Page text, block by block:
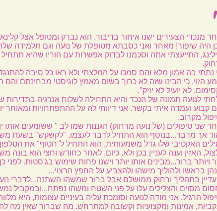
מנכדי הצעירים ישנו איחור בדיבור. הוא נבדק ומטופל אצל
היה שיפור! מאחר ואני כסבתא מטופלת של נועה וגם תלמידה
התייעצתי אתה וסכמנו לבדוק אפשרות עם הוריו שהיא
נתתי בה אמון מלא והם סמכו על המלצתי ולא ראו כל סיבה
הזוי, כי הבינו שזה לא כרוך בשום מאמץ לוגיסטי מבחינתם והם
לא יועיל לא יזיק".
לנועה תמונה של הנכד והיא התחילה לשלוח אנרגיה
קבוע ועמדה איתי בקשר. אני דיווחי לה על ההתפתחויות ומאוחר
מקרוב.
שני טיפולים (של נועה מרחוק) הגננות שמו לב " ששומעים
אך מדבר...בנוסף הוא התחיל לדבר לעצמו, "לקשקש" בשעת
האקטיבי שלו גדל משמעותית, הוא התחיל ל"חטוף" את
האזין וענה לעניין בכן ולא. כיום, לאחר כחודש וחצי הוא בונה
ויותר ברור...מבינים אותו יותר וישנו פחות שימוש בג'סטות. לפני
בראשו ולהוליך מישהו ולהצביע על החפץ הרצוי...
בתהליך ורחוק ממושלם אבל ברור שמשהו השתנה...לדברי
מסוים והצלילים עלו על פני השטח ומשהו נפתח...ובמקביל
הרגיל. אני מודה לנועה וסומכת עליה בעיניים עצומות, היא
אמינות ומקצועיות וקשובה למתרחש. מה שברור שאין מה